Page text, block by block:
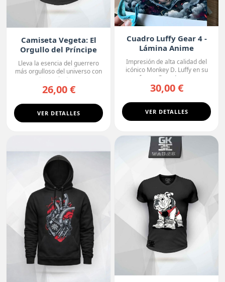
Camiseta Vegeta: El
Orgullo del Príncipe
Lleva la esencia del guerrero
más orgulloso del universo con
esta camiseta ne...
26,00 €
VER DETALLES
Cuadro Luffy Gear 4 -
Lámina Anime
Premium
Impresión de alta calidad del
icónico Monkey D. Luffy en su
forma Gear 4, con...
30,00 €
VER DETALLES